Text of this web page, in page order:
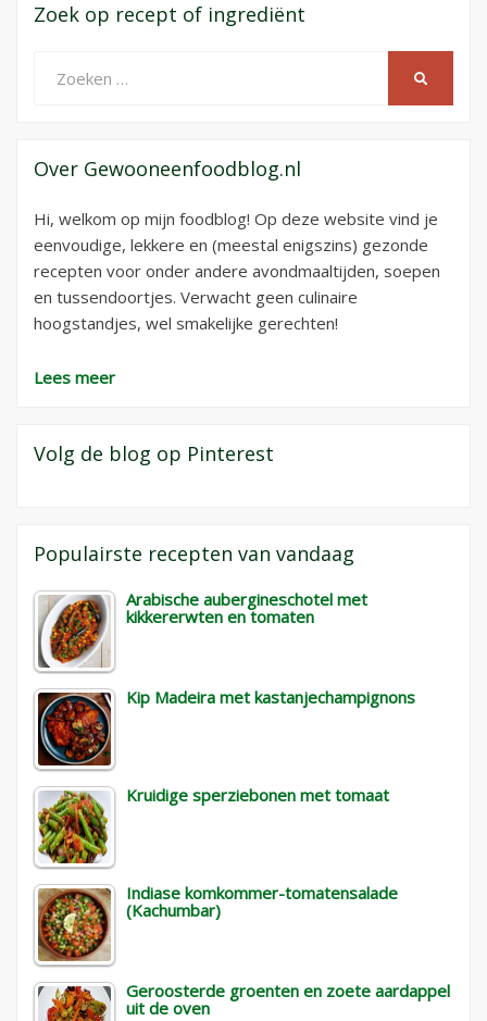
Zoek op recept of ingrediënt
naar:
Over Gewooneenfoodblog.nl
Hi, welkom op mijn foodblog! Op deze website vind je
eenvoudige, lekkere en (meestal enigszins) gezonde
recepten voor onder andere avondmaaltijden, soepen
en tussendoortjes. Verwacht geen culinaire
hoogstandjes, wel smakelijke gerechten!
Lees meer
Volg de blog op Pinterest
Populairste recepten van vandaag
Arabische aubergineschotel met
kikkererwten en tomaten
Kip Madeira met kastanjechampignons
Kruidige sperziebonen met tomaat
Indiase komkommer-tomatensalade
(Kachumbar)
Geroosterde groenten en zoete aardappel
uit de oven